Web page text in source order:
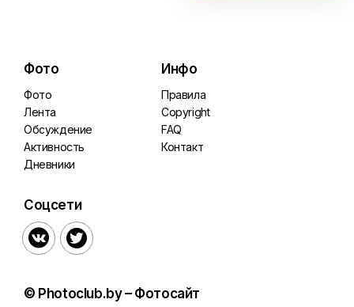
Фото
Фото
Лента
Обсуждение
Активность
Дневники
Инфо
Правила
Copyright
FAQ
Контакт
Соцсети
 
© Photoclub.by – Фотосайт